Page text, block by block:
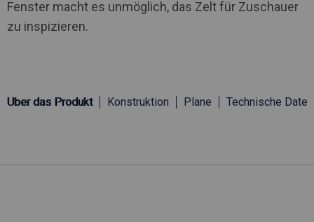
Fenster macht es unmöglich, das Zelt für Zuschauer
zu inspizieren.
Über das Produkt Konstruktion Plane Technische Daten